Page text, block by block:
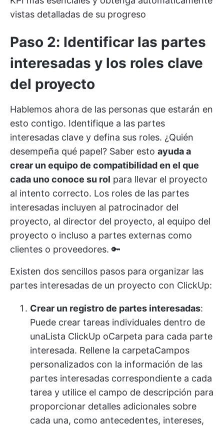
vistas detalladas de su progreso
Paso 2: Identificar las partes
interesadas y los roles clave
del proyecto
Hablemos ahora de las personas que estarán en
esto contigo. Identifique a las partes
interesadas clave y defina sus roles. ¿Quién
desempeña qué papel? Saber esto ayuda a
crear un equipo de compatibilidad en el que
cada uno conoce su rol para llevar el proyecto
al intento correcto. Los roles de las partes
interesadas incluyen al patrocinador del
proyecto, al director del proyecto, al equipo del
proyecto o incluso a partes externas como
clientes o proveedores. 🔑
Existen dos sencillos pasos para organizar las
partes interesadas de un proyecto con ClickUp:
Crear un registro de partes interesadas:
Puede crear tareas individuales dentro de
unaLista ClickUp oCarpeta para cada parte
interesada. Rellene la carpetaCampos
personalizados con la información de las
partes interesadas correspondiente a cada
tarea y utilice el campo de descripción para
proporcionar detalles adicionales sobre
cada una, como antecedentes, intereses,